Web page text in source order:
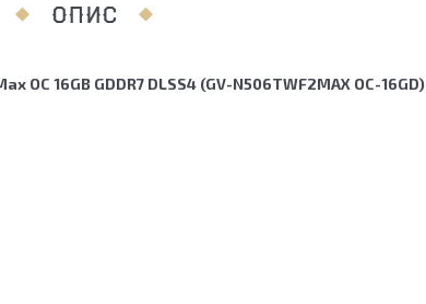
ОПИС
16GB GDDR7 DLSS4 (GV-N506TWF2MAX OC-16GD)